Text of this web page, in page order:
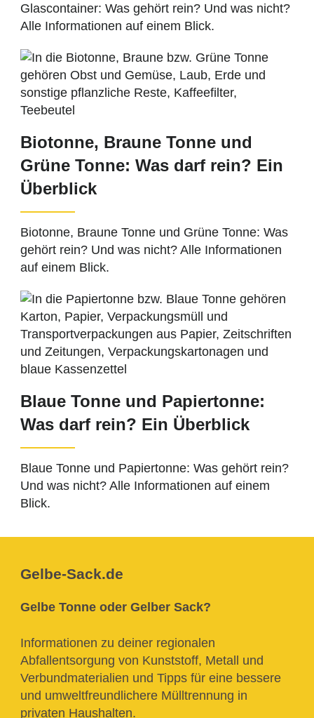
Glascontainer: Was gehört rein? Und was nicht?
Alle Informationen auf einem Blick.
Biotonne, Braune Tonne und
Grüne Tonne: Was darf rein? Ein
Überblick
Biotonne, Braune Tonne und Grüne Tonne: Was
gehört rein? Und was nicht? Alle Informationen
auf einem Blick.
Blaue Tonne und Papiertonne:
Was darf rein? Ein Überblick
Blaue Tonne und Papiertonne: Was gehört rein?
Und was nicht? Alle Informationen auf einem
Blick.
Gelbe-Sack.de
Gelbe Tonne oder Gelber Sack?
Informationen zu deiner regionalen
Abfallentsorgung von Kunststoff, Metall und
Verbundmaterialien und Tipps für eine bessere
und umweltfreundlichere Mülltrennung in
privaten Haushalten.